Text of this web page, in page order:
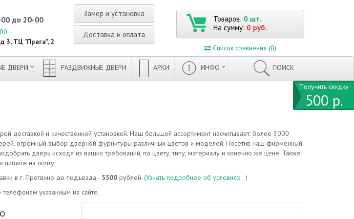
00 до 20-00
3, ТЦ "Прага", 2
Замер и установка
Доставка и оплата
Товаров: 0 шт.
На сумму: 0 руб.
Список сравнения (0)
ДВЕРИ РАЗДВИЖНЫЕ ДВЕРИ АРКИ ИНФО ПОИСК
и качественной установкой. Наш большой ассортимент насчитывает: более 3000
огромный выбор дверной фурнитуры различных цветов и моделей. Посетив наш фирменный
дверь исходя из ваших требований, по цвету, типу, материалу и конечно же цене. Также
пишите на почту.
в г. Протвино до подъезда - 5500 рублей. (Узнать подробнее об условиях...)
указанным на сайте.
Получить скидку
500 р.